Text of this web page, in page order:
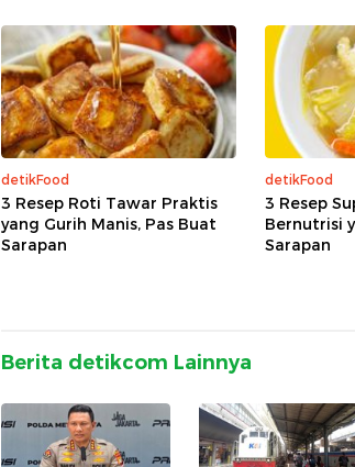
detikFood
3 Resep Roti Tawar Praktis
yang Gurih Manis, Pas Buat
Sarapan
detikFood
3 Resep
Bernutrisi
Sarapan
Berita detikcom Lainnya